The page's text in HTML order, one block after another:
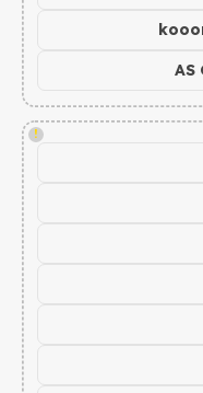
!